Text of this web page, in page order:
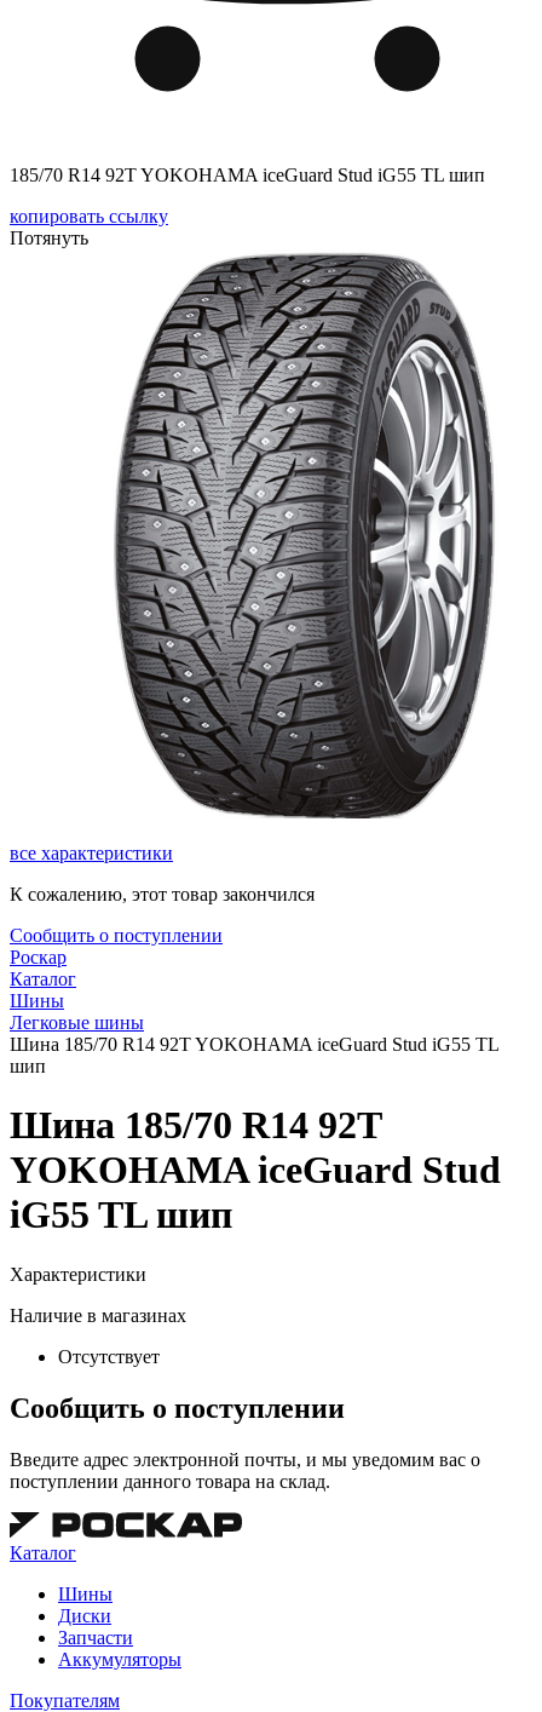
185/70 R14 92T YOKOHAMA iceGuard Stud iG55 TL шип
копировать ссылку
Потянуть
все характеристики
К сожалению, этот товар закончился
Сообщить о поступлении
Роскар
Каталог
Шины
Легковые шины
Шина 185/70 R14 92T YOKOHAMA iceGuard Stud iG55 TL
шип
Шина 185/70 R14 92T
YOKOHAMA iceGuard Stud
iG55 TL шип
Характеристики
Наличие в магазинах
Отсутствует
Сообщить о поступлении
Введите адрес электронной почты, и мы уведомим вас о
поступлении данного товара на склад.
Каталог
Шины
Диски
Запчасти
Аккумуляторы
Покупателям